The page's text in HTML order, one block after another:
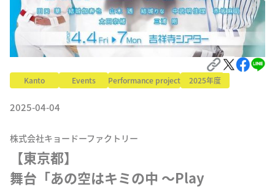
Kanto Events Performance project 2025年度
2025-04-04
株式会社キョードーファクトリー
【東京都】
舞台「あの空はキミの中 ～Play